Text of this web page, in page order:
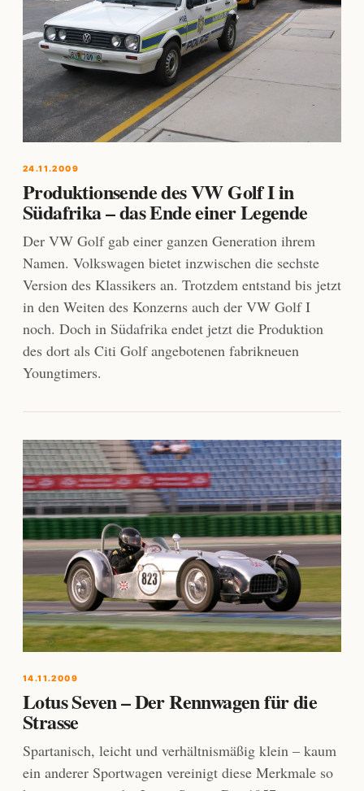
24.11.2009
Produktionsende des VW Golf I in
Südafrika – das Ende einer Legende
Der VW Golf gab einer ganzen Generation ihrem
Namen. Volkswagen bietet inzwischen die sechste
Version des Klassikers an. Trotzdem entstand bis jetzt
in den Weiten des Konzerns auch der VW Golf I
noch. Doch in Südafrika endet jetzt die Produktion
des dort als Citi Golf angebotenen fabrikneuen
Youngtimers.
14.11.2009
Lotus Seven – Der Rennwagen für die
Strasse
Spartanisch, leicht und verhältnismäßig klein – kaum
ein anderer Sportwagen vereinigt diese Merkmale so